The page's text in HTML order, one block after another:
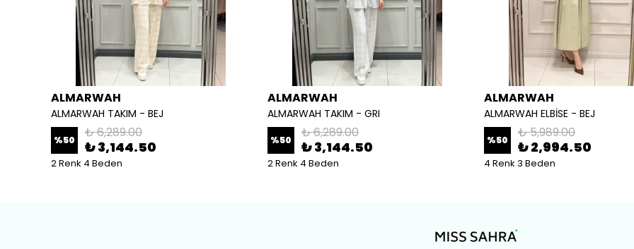
ALMARWAH
ALMARWAH TAKIM - BEJ
%50 ₺ 6,289.00
₺ 3,144.50
2 Renk 4 Beden
ALMARWAH
ALMARWAH TAKIM - GRI
%50 ₺ 6,289.00
₺ 3,144.50
2 Renk 4 Beden
ALMARWAH
ALMARWAH ELBİSE - BEJ
%50 ₺ 5,989.00
₺ 2,994.50
4 Renk 3 Beden